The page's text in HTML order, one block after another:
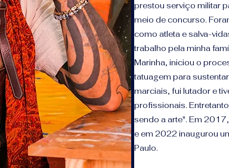
prestou serviço militar
meio de concurso.
como atleta e salva-
trabalho pela minha
Marinha, iniciou o
tatuagem para
marciais, fui lutador e
profissionais.
sendo a arte". Em
e em 2022 inaugurou
Paulo.